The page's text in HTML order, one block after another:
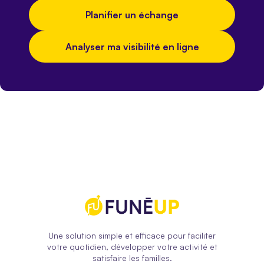
Planifier un échange
Analyser ma visibilité en ligne
Une solution simple et efficace pour faciliter
votre quotidien, développer votre activité et
satisfaire les familles.